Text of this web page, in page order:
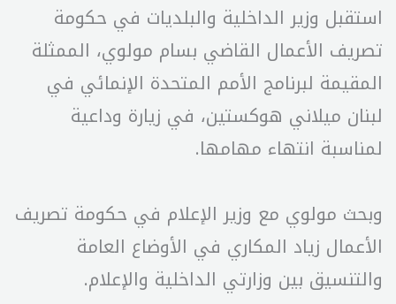
استقبل وزير الداخلية والبلديات في حكومة
تصريف الأعمال القاضي بسام مولوي، الممثلة
المقيمة لبرنامج الأمم المتحدة الإنمائي في
لبنان ميلاني هوكستين، في زيارة وداعية
لمناسبة انتهاء مهامها.
وبحث مولوي مع وزير الإعلام في حكومة تصريف
الأعمال زياد المكاري في الأوضاع العامة
والتنسيق بين وزارتي الداخلية والإعلام.